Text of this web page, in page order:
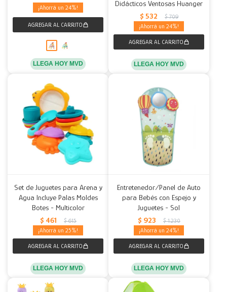
24
LLEGA HOY MVD
Didácticos Ventosas Huanger
$ 532 $ 709
24
LLEGA HOY MVD
Set de Juguetes para Arena y
Agua Incluye Palas Moldes
Botes - Multicolor
$ 461 $ 615
25
LLEGA HOY MVD
Entretenedor/Panel de Auto
para Bebés con Espejo y
Juguetes - Sol
$ 923 $ 1.230
24
LLEGA HOY MVD